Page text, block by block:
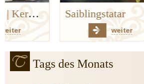
Saiblingstatar
Tags des Monats